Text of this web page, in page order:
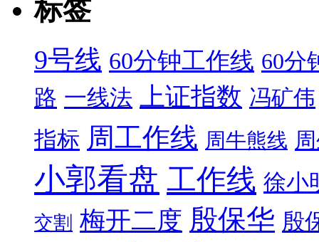
标签
9号线 60分钟工作线 60分
路 一线法 上证指数 冯矿伟
指标 周工作线 周牛熊线
小郭看盘 工作线 徐小
交割 梅开二度 殷保华 殷